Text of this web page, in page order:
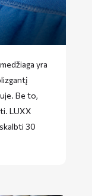
yra
Be to,
LUXX
30